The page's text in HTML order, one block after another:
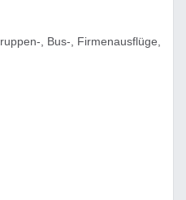
, Bus-, Firmenausflüge,